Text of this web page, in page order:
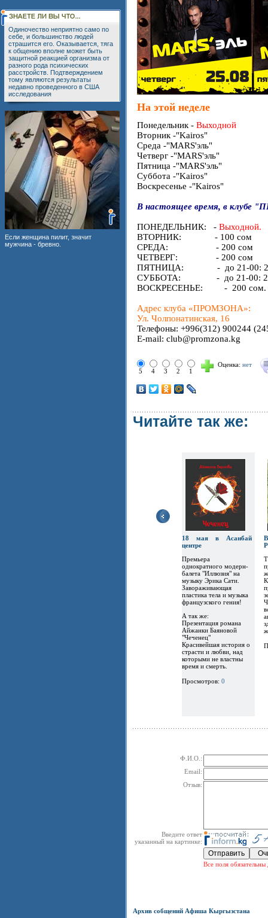
Одиночество неприятно само по
себе, и большинство людей
страшится его. Оказывается, тяга
к общению вполне может быть
защитной реакцией организма от
разного рода психических
расстройств. Подтверждением
тому являются результаты
недавно проведенного в США
исследования
Если женщина пилит, значит
мужчина - бревно.
На этой неделе
Понедельник - Выходной
Вторник -"Kairos"
Среда -"MARS'эль"
Четверг -"MARS'эль"
Пятница -"MARS'эль"
Суббота -"Kairos"
Воскресенье -"Kairos"
В настоящее время, в клубе
ПОНЕДЕЛЬНИК: - Выходной.
ВТОРНИК: - 100 сом
СРЕДА: - 200 сом
ЧЕТВЕРГ: - 200 сом
ПЯТНИЦА: - до 21-00: 200
СУББОТА: - до 21-00: 200
ВОСКРЕСЕНЬЕ: - 200 сом.
Адрес клуба «ПРОМЗОНА»:
Ул. Чолпонатинская, 16
Телефоны: +996(312) 900244
E-mail: club@promzona.kg
5 4 3 2 1
Оценка: нет
Читайте так же:
18 мая в Асанбай
центре
Премьера
однократного модерн-
балета "Иллюзия" на
музыку Эрика Сати.
Завораживающая
пластика тела и музыка
французского гения!
А так же:
Презентация романа
Айжанки Баяновой
"Чеченец"
Красивейшая история о
страсти и любви, над
которыми не властны
время и смерть.
Просмотров: 0
Ф.И.О.:
Email:
Отзыв:
Введите ответ
указанный на картинке:
Все поля обязательны
Архив собщений Афиша Кыргызстана